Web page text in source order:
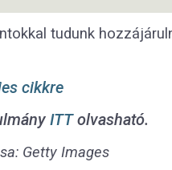
tudunk
cikkre
ITTolvasható.
Getty Images